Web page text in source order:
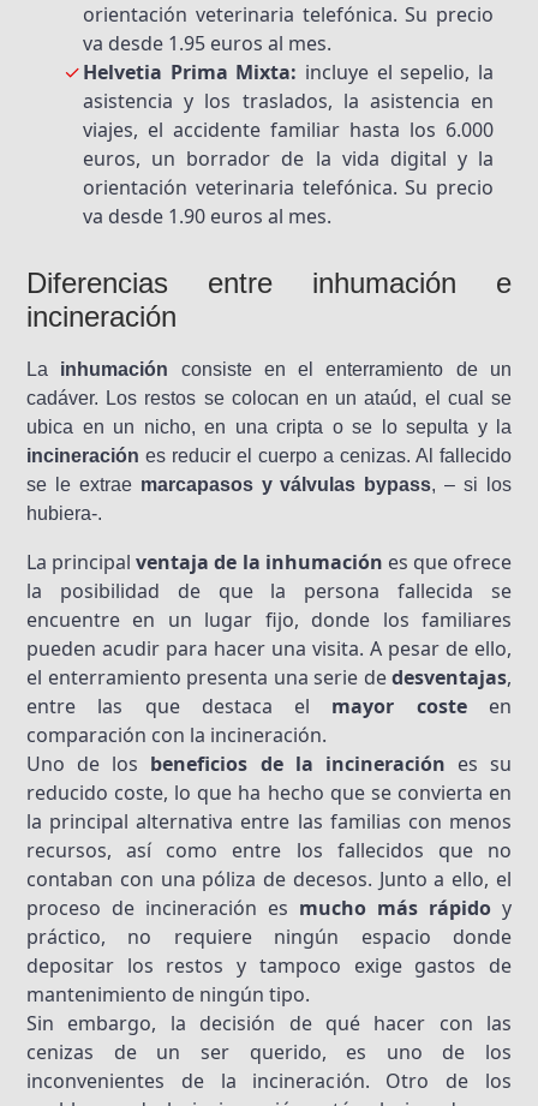
orientación veterinaria telefónica. Su precio
va desde 1.95 euros al mes.
Helvetia Prima Mixta: incluye el sepelio, la
asistencia y los traslados, la asistencia en
viajes, el accidente familiar hasta los 6.000
euros, un borrador de la vida digital y la
orientación veterinaria telefónica. Su precio
va desde 1.90 euros al mes.
Diferencias entre inhumación e
incineración
La inhumación consiste en el enterramiento de un
cadáver. Los restos se colocan en un ataúd, el cual se
ubica en un nicho, en una cripta o se lo sepulta y la
incineración es reducir el cuerpo a cenizas. Al fallecido
se le extrae marcapasos y válvulas bypass, – si los
hubiera-.
La principalventaja de la inhumación es que ofrece
la posibilidad de que la persona fallecida se
encuentre en un lugar fijo, donde los familiares
pueden acudir para hacer una visita. A pesar de ello,
el enterramiento presenta una serie dedesventajas,
entre las que destaca el mayor costeen
comparación con la incineración.
Uno de los beneficios de la incineración es su
reducido coste, lo que ha hecho que se convierta en
la principal alternativa entre las familias con menos
recursos, así como entre los fallecidos que no
contaban con una póliza de decesos. Junto a ello, el
proceso de incineración es mucho más rápido y
práctico, no requiere ningún espacio donde
depositar los restos y tampoco exige gastos de
mantenimiento de ningún tipo.
Sin embargo, la decisión de qué hacer con las
cenizas de un ser querido, es uno de los
inconvenientes de la incineración. Otro de los